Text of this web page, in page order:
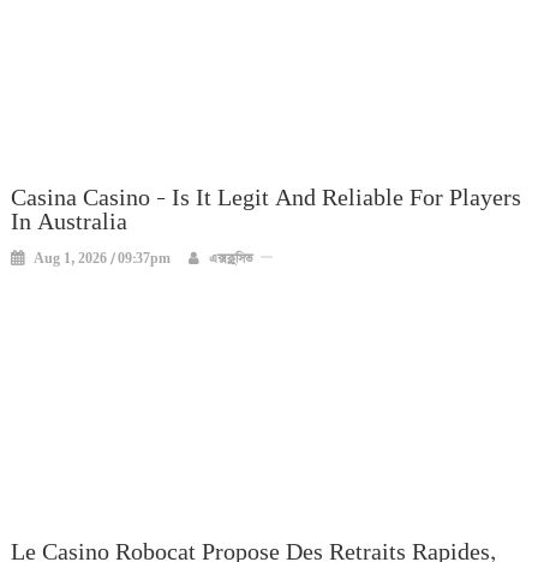
Casina Casino – Is It Legit And Reliable For Players
In Australia
Aug 1, 2026 / 09:37pm এক্সক্লুসিভ
Le Casino Robocat Propose Des Retraits Rapides,